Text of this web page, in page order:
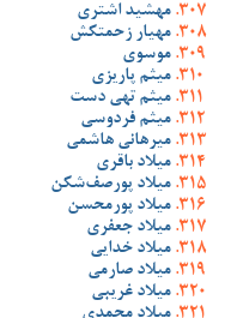
مهشید اشتری
مهیار زحمتکش
موسوی
میثم پاریزی
میثم تهی دست
میثم فردوسی
میرهانی هاشمی
میلاد باقری
میلاد پورصف‌شکن
میلاد پورمحسن
میلاد جعفری
میلاد خدایی
میلاد صارمی
میلاد غریبی